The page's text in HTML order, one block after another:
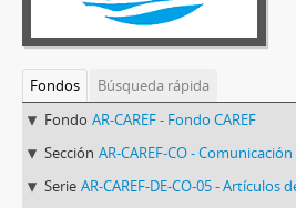
Fondos
Búsqueda rápida
Fondo AR-CAREF - Fondo CAREF
Sección AR-CAREF-CO - Comunicación
Serie AR-CAREF-DE-CO-05 - Artículos